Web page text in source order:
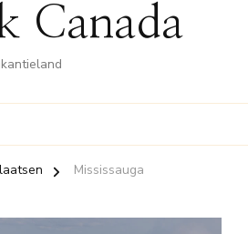
Canada
Mississauga